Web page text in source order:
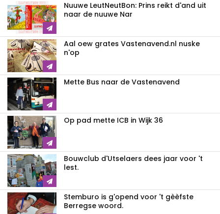
Nuuwe LeutNeutBon: Prins reikt d'and uit
naar de nuuwe Nar
Aal oew grates Vastenavend.nl nuske
n'op
Mette Bus naar de Vastenavend
Op pad mette ICB in Wijk 36
Bouwclub d'Utselaers dees jaar voor 't
lest.
Stemburo is g'opend voor 't gèèfste
Berregse woord.